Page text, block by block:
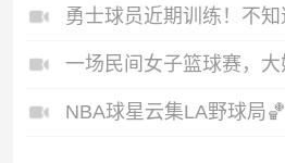
NBA球星云集LA野球局🏀